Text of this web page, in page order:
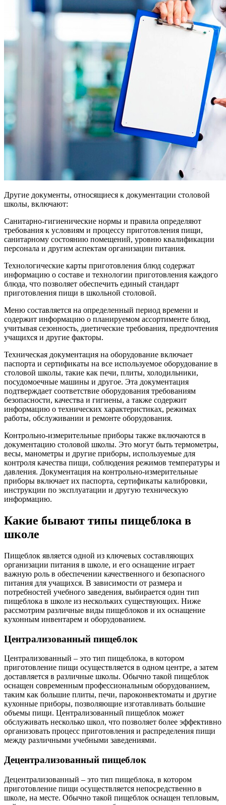
Другие документы, относящиеся к документации столовой
школы, включают:
Санитарно-гигиенические нормы и правила определяют
требования к условиям и процессу приготовления пищи,
санитарному состоянию помещений, уровню квалификации
персонала и другим аспектам организации питания.
Технологические карты приготовления блюд содержат
информацию о составе и технологии приготовления каждого
блюда, что позволяет обеспечить единый стандарт
приготовления пищи в школьной столовой.
Меню составляется на определенный период времени и
содержит информацию о планируемом ассортименте блюд,
учитывая сезонность, диетические требования, предпочтения
учащихся и другие факторы.
Техническая документация на оборудование включает
паспорта и сертификаты на все используемое оборудование в
столовой школы, такие как печи, плиты, холодильники,
посудомоечные машины и другое. Эта документация
подтверждает соответствие оборудования требованиям
безопасности, качества и гигиены, а также содержит
информацию о технических характеристиках, режимах
работы, обслуживании и ремонте оборудования.
Контрольно-измерительные приборы также включаются в
документацию столовой школы. Это могут быть термометры,
весы, манометры и другие приборы, используемые для
контроля качества пищи, соблюдения режимов температуры и
давления. Документация на контрольно-измерительные
приборы включает их паспорта, сертификаты калибровки,
инструкции по эксплуатации и другую техническую
информацию.
Какие бывают типы пищеблока в
школе
Пищеблок является одной из ключевых составляющих
организации питания в школе, и его оснащение играет
важную роль в обеспечении качественного и безопасного
питания для учащихся. В зависимости от размера и
потребностей учебного заведения, выбирается один тип
пищеблока в школе из нескольких существующих. Ниже
рассмотрим различные виды пищеблоков и их оснащение
кухонным инвентарем и оборудованием.
Централизованный пищеблок
Централизованный – это тип пищеблока, в котором
приготовление пищи осуществляется в одном центре, а затем
доставляется в различные школы. Обычно такой пищеблок
оснащен современным профессиональным оборудованием,
таким как большие плиты, печи, пароконвектоматы и другие
кухонные приборы, позволяющие изготавливать большие
объемы пищи. Централизованный пищеблок может
обслуживать несколько школ, что позволяет более эффективно
организовать процесс приготовления и распределения пищи
между различными учебными заведениями.
Децентрализованный пищеблок
Децентрализованный – это тип пищеблока, в котором
приготовление пищи осуществляется непосредственно в
школе, на месте. Обычно такой пищеблок оснащен тепловым,